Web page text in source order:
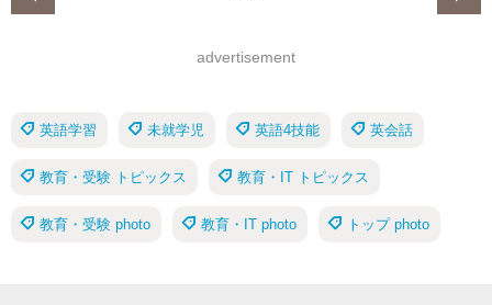
advertisement
英語学習 未就学児 英語4技能 英会話
教育・受験 トピックス 教育・IT トピックス
教育・受験 photo 教育・IT photo トップ photo